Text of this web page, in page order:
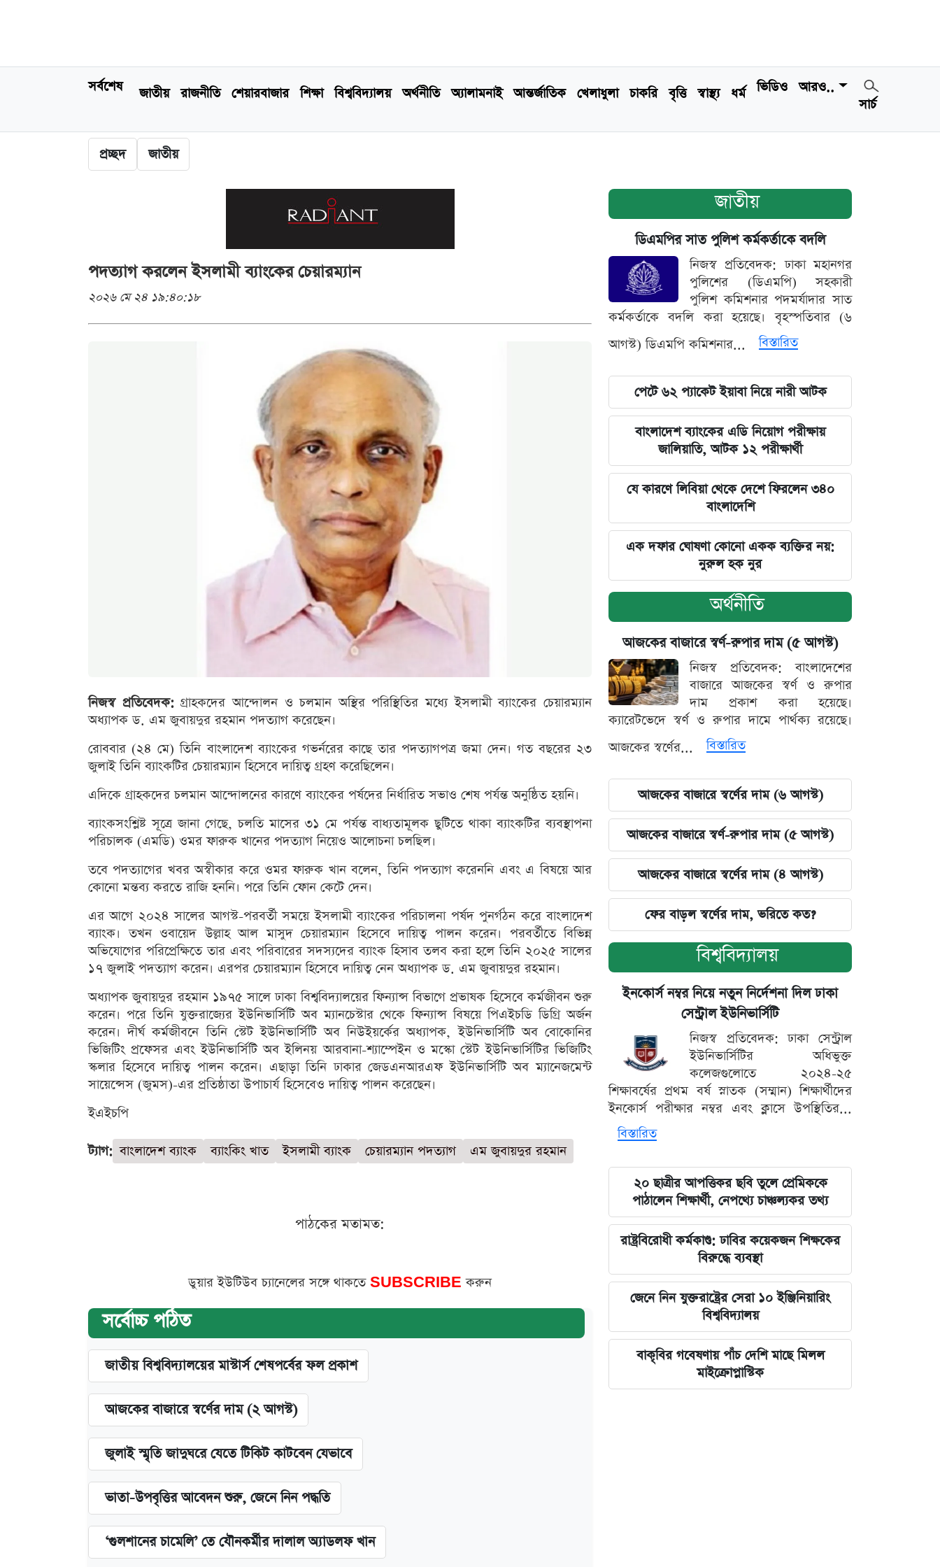
সর্বশেষ জাতীয় রাজনীতি শেয়ারবাজার শিক্ষা বিশ্ববিদ্যালয় অর্থনীতি অ্যালামনাই আন্তর্জাতিক খেলাধুলা চাকরি বৃত্তি স্বাস্থ্য ধর্ম ভিডিও
আরও..
সার্চ
প্রচ্ছদ জাতীয়
পদত্যাগ করলেন ইসলামী ব্যাংকের চেয়ারম্যান
২০২৬ মে ২৪ ১৯:৪০:১৮
নিজস্ব প্রতিবেদক:গ্রাহকদের আন্দোলন ও চলমান অস্থির পরিস্থিতির মধ্যে ইসলামী ব্যাংকের চেয়ারম্যান
অধ্যাপক ড. এম জুবায়দুর রহমান পদত্যাগ করেছেন।
রোববার (২৪ মে) তিনি বাংলাদেশ ব্যাংকের গভর্নরের কাছে তার পদত্যাগপত্র জমা দেন। গত বছরের ২৩
জুলাই তিনি ব্যাংকটির চেয়ারম্যান হিসেবে দায়িত্ব গ্রহণ করেছিলেন।
এদিকে গ্রাহকদের চলমান আন্দোলনের কারণে ব্যাংকের পর্ষদের নির্ধারিত সভাও শেষ পর্যন্ত অনুষ্ঠিত হয়নি।
ব্যাংকসংশ্লিষ্ট সূত্রে জানা গেছে, চলতি মাসের ৩১ মে পর্যন্ত বাধ্যতামূলক ছুটিতে থাকা ব্যাংকটির ব্যবস্থাপনা
পরিচালক (এমডি) ওমর ফারুক খানের পদত্যাগ নিয়েও আলোচনা চলছিল।
তবে পদত্যাগের খবর অস্বীকার করে ওমর ফারুক খান বলেন, তিনি পদত্যাগ করেননি এবং এ বিষয়ে আর
কোনো মন্তব্য করতে রাজি হননি। পরে তিনি ফোন কেটে দেন।
এর আগে ২০২৪ সালের আগস্ট-পরবর্তী সময়ে ইসলামী ব্যাংকের পরিচালনা পর্ষদ পুনর্গঠন করে বাংলাদেশ
ব্যাংক। তখন ওবায়েদ উল্লাহ আল মাসুদ চেয়ারম্যান হিসেবে দায়িত্ব পালন করেন। পরবর্তীতে বিভিন্ন
অভিযোগের পরিপ্রেক্ষিতে তার এবং পরিবারের সদস্যদের ব্যাংক হিসাব তলব করা হলে তিনি ২০২৫ সালের
১৭ জুলাই পদত্যাগ করেন। এরপর চেয়ারম্যান হিসেবে দায়িত্ব নেন অধ্যাপক ড. এম জুবায়দুর রহমান।
অধ্যাপক জুবায়দুর রহমান ১৯৭৫ সালে ঢাকা বিশ্ববিদ্যালয়ের ফিন্যান্স বিভাগে প্রভাষক হিসেবে কর্মজীবন শুরু
করেন। পরে তিনি যুক্তরাজ্যের ইউনিভার্সিটি অব ম্যানচেস্টার থেকে ফিন্যান্স বিষয়ে পিএইচডি ডিগ্রি অর্জন
করেন। দীর্ঘ কর্মজীবনে তিনি স্টেট ইউনিভার্সিটি অব নিউইয়র্কের অধ্যাপক, ইউনিভার্সিটি অব বোকোনির
ভিজিটিং প্রফেসর এবং ইউনিভার্সিটি অব ইলিনয় আরবানা-শ্যাম্পেইন ও মস্কো স্টেট ইউনিভার্সিটির ভিজিটিং
স্কলার হিসেবে দায়িত্ব পালন করেন। এছাড়া তিনি ঢাকার জেডএনআরএফ ইউনিভার্সিটি অব ম্যানেজমেন্ট
সায়েন্সেস (জুমস)-এর প্রতিষ্ঠাতা উপাচার্য হিসেবেও দায়িত্ব পালন করেছেন।
ইএইচপি
ট্যাগ: বাংলাদেশ ব্যাংক ব্যাংকিং খাত ইসলামী ব্যাংক চেয়ারম্যান পদত্যাগ এম জুবায়দুর রহমান
পাঠকের মতামত:
ডুয়ার ইউটিউব চ্যানেলের সঙ্গে থাকতে SUBSCRIBEকরুন
সর্বোচ্চ পঠিত
জাতীয় বিশ্ববিদ্যালয়ের মাস্টার্স শেষপর্বের ফল প্রকাশ
আজকের বাজারে স্বর্ণের দাম (২ আগস্ট)
জুলাই স্মৃতি জাদুঘরে যেতে টিকিট কাটবেন যেভাবে
ভাতা-উপবৃত্তির আবেদন শুরু, জেনে নিন পদ্ধতি
‘গুলশানের চামেলি’ তে যৌনকর্মীর দালাল অ্যাডলফ খান
জাতীয়
ডিএমপির সাত পুলিশ কর্মকর্তাকে বদলি
নিজস্ব প্রতিবেদক: ঢাকা মহানগর
পুলিশের (ডিএমপি) সহকারী
পুলিশ কমিশনার পদমর্যাদার সাত
কর্মকর্তাকে বদলি করা হয়েছে। বৃহস্পতিবার (৬
আগস্ট) ডিএমপি কমিশনার...
বিস্তারিত
পেটে ৬২ প্যাকেট ইয়াবা নিয়ে নারী আটক
বাংলাদেশ ব্যাংকের এডি নিয়োগ পরীক্ষায়
জালিয়াতি, আটক ১২ পরীক্ষার্থী
যে কারণে লিবিয়া থেকে দেশে ফিরলেন ৩৪০
বাংলাদেশি
এক দফার ঘোষণা কোনো একক ব্যক্তির নয়:
নুরুল হক নুর
অর্থনীতি
আজকের বাজারে স্বর্ণ-রুপার দাম (৫ আগস্ট)
নিজস্ব প্রতিবেদক: বাংলাদেশের
বাজারে আজকের স্বর্ণ ও রুপার
দাম প্রকাশ করা হয়েছে।
ক্যারেটভেদে স্বর্ণ ও রুপার দামে পার্থক্য রয়েছে।
আজকের স্বর্ণের...
বিস্তারিত
আজকের বাজারে স্বর্ণের দাম (৬ আগস্ট)
আজকের বাজারে স্বর্ণ-রুপার দাম (৫ আগস্ট)
আজকের বাজারে স্বর্ণের দাম (৪ আগস্ট)
ফের বাড়ল স্বর্ণের দাম, ভরিতে কত?
বিশ্ববিদ্যালয়
ইনকোর্স নম্বর নিয়ে নতুন নির্দেশনা দিল ঢাকা
সেন্ট্রাল ইউনিভার্সিটি
নিজস্ব প্রতিবেদক: ঢাকা সেন্ট্রাল
ইউনিভার্সিটির অধিভুক্ত
কলেজগুলোতে ২০২৪-২৫
শিক্ষাবর্ষের প্রথম বর্ষ স্নাতক (সম্মান) শিক্ষার্থীদের
ইনকোর্স পরীক্ষার নম্বর এবং ক্লাসে উপস্থিতির...
বিস্তারিত
২০ ছাত্রীর আপত্তিকর ছবি তুলে প্রেমিককে
পাঠালেন শিক্ষার্থী, নেপথ্যে চাঞ্চল্যকর তথ্য
রাষ্ট্রবিরোধী কর্মকাণ্ড: ঢাবির কয়েকজন শিক্ষকের
বিরুদ্ধে ব্যবস্থা
জেনে নিন যুক্তরাষ্ট্রের সেরা ১০ ইঞ্জিনিয়ারিং
বিশ্ববিদ্যালয়
বাকৃবির গবেষণায় পাঁচ দেশি মাছে মিলল
মাইক্রোপ্লাস্টিক